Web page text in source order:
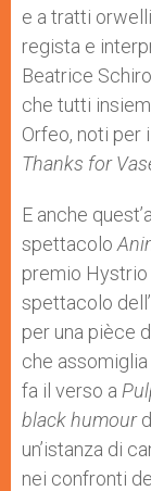
e a tratti
regista e
Beatrice
che tutti
Orfeo, noti per
Thanks for
E anche
spettacolo
premio
spettacolo
per una pièce
che
fa il verso a
black humour
un’istanza di
nei confronti